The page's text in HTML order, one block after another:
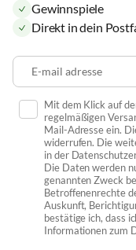
Gewinnspiele
Direkt in dein
E-mail adresse
Mit dem Klick auf
regelmäßigen
Mail-Adresse ein.
widerrufen. Die
in der
Die Daten werden
genannten Zweck
Betroffenenrechte
Auskunft,
bestätige ich, dass
Informationen zum